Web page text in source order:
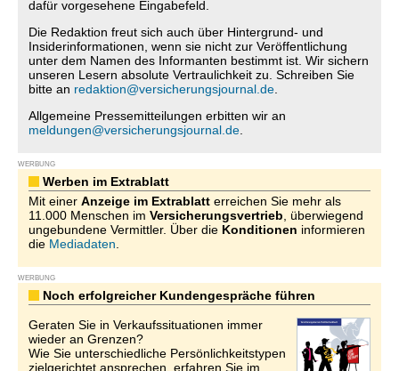
dafür vorgesehene Eingabefeld.
Die Redaktion freut sich auch über Hintergrund- und
Insiderinformationen, wenn sie nicht zur Veröffentlichung
unter dem Namen des Informanten bestimmt ist. Wir sichern
unseren Lesern absolute Vertraulichkeit zu. Schreiben Sie
bitte an redaktion@versicherungsjournal.de
Allgemeine Pressemitteilungen erbitten wir an
meldungen@versicherungsjournal.de
WERBUNG
Werben im Extrablatt
Mit einer Anzeige im Extrablatt erreichen Sie mehr als
11.000 Menschen im Versicherungsvertrieb , überwiegend
ungebundene Vermittler. Über die Konditionen informieren
die Mediadaten
WERBUNG
Noch erfolgreicher Kundengespräche führen
Geraten Sie in Verkaufssituationen immer
wieder an Grenzen?
Wie Sie unterschiedliche Persönlichkeitstypen
zielgerichtet ansprechen, erfahren Sie im